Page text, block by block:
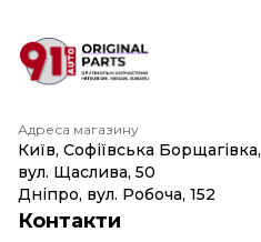
Адреса магазину
Київ, Софіївська Борщагівка,
вул. Щаслива, 50
Дніпро, вул. Робоча, 152
Контакти